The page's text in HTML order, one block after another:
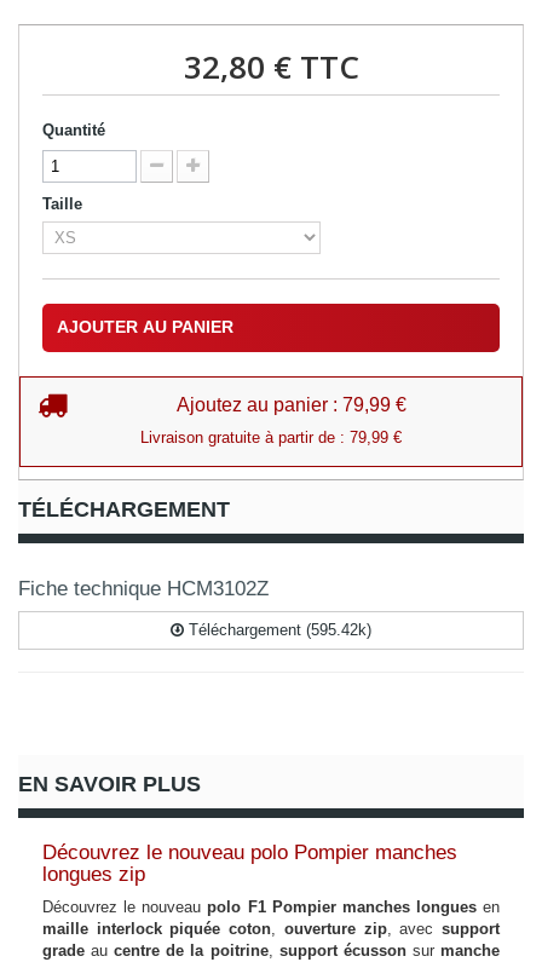
32,80 €TTC
Quantité
Taille
AJOUTER AU PANIER
Ajoutez au panier : 79,99 €
Livraison gratuite à partir de : 79,99 €
TÉLÉCHARGEMENT
Fiche technique HCM3102Z
Téléchargement (595.42k)
EN SAVOIR PLUS
Découvrez le nouveau polo Pompier manches
longues zip
Découvrez le nouveaupolo F1 Pompier manches longuesen
maille interlock piquée coton, ouverture zip, avecsupport
grade aucentre de la poitrine, support écussonsurmanche